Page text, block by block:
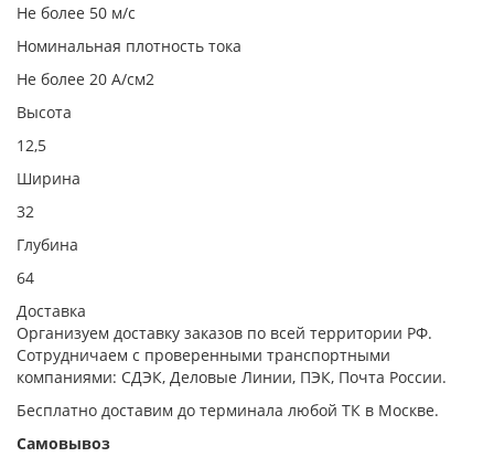
Не более 50 м/с
Номинальная плотность тока
Не более 20 А/см2
Высота
12,5
Ширина
32
Глубина
64
Доставка
Организуем доставку заказов по всей территории РФ.
Сотрудничаем с проверенными транспортными
компаниями: СДЭК, Деловые Линии, ПЭК, Почта России.
Бесплатно доставим до терминала любой ТК в Москве.
Самовывоз